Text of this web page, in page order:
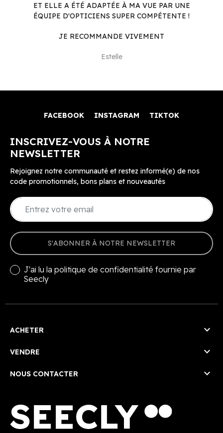
ET ELLE A ÉTÉ ADAPTÉE À MA VUE PAR UNE
ÉQUIPE D'OPTICIENS SUPER COMPÉTENTE !
JE RECOMMANDE VIVEMENT
Estelle
FACEBOOK INSTAGRAM TIKTOK
INSCRIVEZ-VOUS À NOTRE
NEWSLETTER
Rejoignez notre communauté et restez informé(e) de nos
code promotionnels, bons plans et nouveautés
S'ABONNER À NOTRE NEWSLETTER
J'ai lu la politique de confidentialité fournie par
Seecly
ACHETER 
VENDRE 
NOUS CONTACTER 